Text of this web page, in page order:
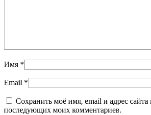
Имя *
Email *
Сохранить моё имя, email и адрес сайта
последующих моих комментариев.